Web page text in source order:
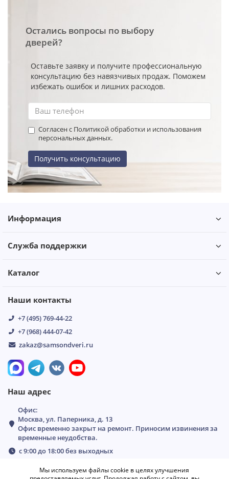
Остались вопросы по выбору
дверей?
Оставьте заявку и получите профессиональную
консультацию без навязчивых продаж. Поможем
избежать ошибок и лишних расходов.
Согласен с Политикой обработки и использования
персональных данных.
Получить консультацию
Информация
Служба поддержки
Каталог
Наши контакты
+7 (495) 769-44-22
+7 (968) 444-07-42
zakaz@samsondveri.ru
Наш адрес
Офис:
Москва, ул. Паперника, д. 13
Офис временно закрыт на ремонт. Приносим извинения за
временные неудобства.
с 9:00 до 18:00 без выходных
Мы используем файлы cookie в целях улучшения